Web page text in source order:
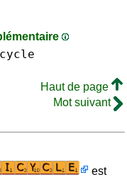
Haut de page
Mot suivant
est